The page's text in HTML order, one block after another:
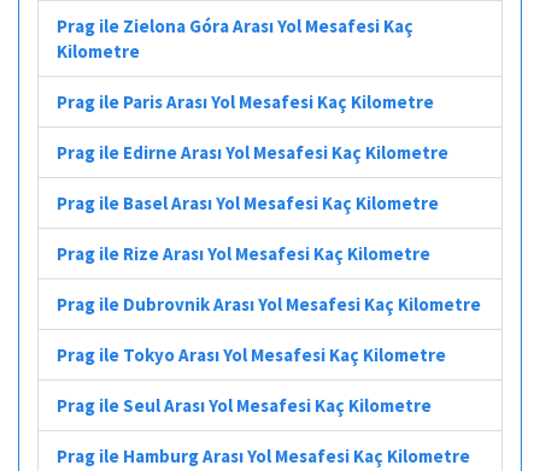
Prag ile Zielona Góra Arası Yol Mesafesi Kaç
Kilometre
Prag ile Paris Arası Yol Mesafesi Kaç Kilometre
Prag ile Edirne Arası Yol Mesafesi Kaç Kilometre
Prag ile Basel Arası Yol Mesafesi Kaç Kilometre
Prag ile Rize Arası Yol Mesafesi Kaç Kilometre
Prag ile Dubrovnik Arası Yol Mesafesi Kaç Kilometre
Prag ile Tokyo Arası Yol Mesafesi Kaç Kilometre
Prag ile Seul Arası Yol Mesafesi Kaç Kilometre
Prag ile Hamburg Arası Yol Mesafesi Kaç Kilometre